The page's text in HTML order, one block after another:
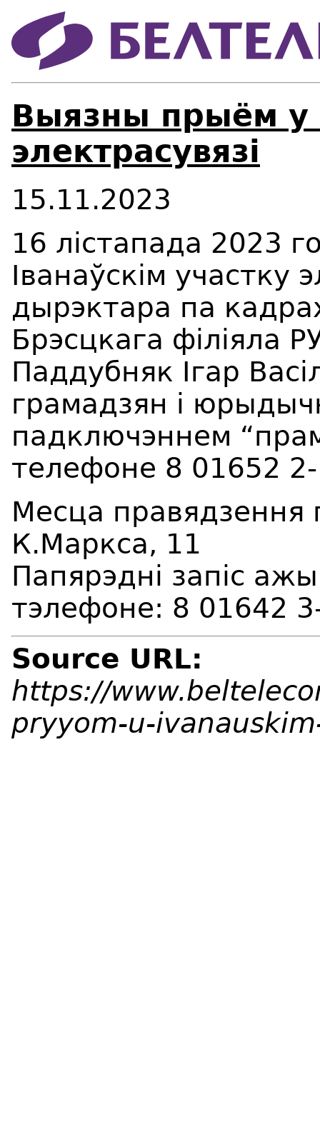
Выязны прыём у
электрасувязі
15.11.2023
16 лістапада 2023
Іванаўскім участку
дырэктара па
Брэсцкага філіяла
Паддубняк Ігар
грамадзян і
падключэннем
телефоне 8 01652
Месца правядзення
К.Маркса, 11
Папярэдні запіс
тэлефоне: 8 01642
Source URL:
https://
pryyom-u-